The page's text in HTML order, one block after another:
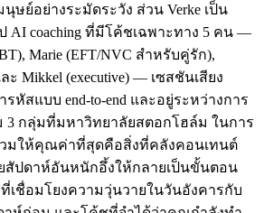
ษย์อย่างระมัดระวัง ส่วน Verke เป็น
coaching ที่มีโค้ชเฉพาะทาง 5 คน —
Marie (EFT/NVC สำหรับคู่รัก),
ะ Mikkel (executive) — เซสชันเสียง
หัสแบบ end-to-end และอยู่ระหว่างการ
กลุ่มที่มหาวิทยาลัยสตอกโฮล์ม ในการ
มให้คุณค่าที่สุดคือสิ่งที่คลังคอนเทนต์
สัปดาห์อันหนักอึ้งให้กลายเป็นขั้นตอน
เชื่อมโยงความวุ่นวายในวันอังคารกับ